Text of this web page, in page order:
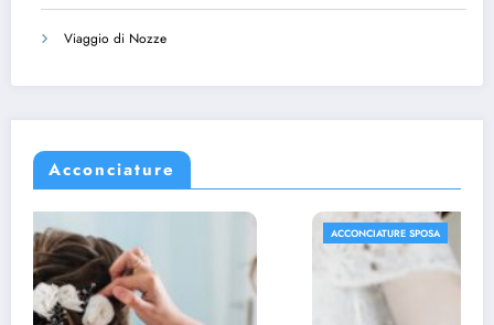
Viaggio di Nozze
Acconciature
ACCONCIATURE SPOSA